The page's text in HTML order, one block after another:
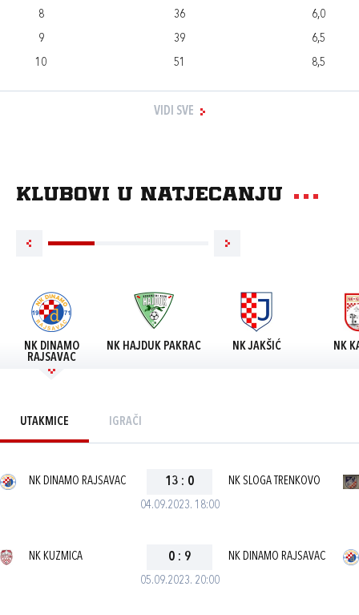
8
36
6,0
9
39
6,5
10
51 8,5
VIDI SVE
Klubovi u natjecanju
NK DINAMO
RAJSAVAC
NK HAJDUK PAKRAC NK JAKŠIĆ NK
UTAKMICE IGRAČI
04.09.2023. 18:00
NK DINAMO RAJSAVAC 13 : 0 NK SLOGA TRENKOVO
05.09.2023. 20:00
NK KUZMICA 0 : 9 NK DINAMO RAJSAVAC